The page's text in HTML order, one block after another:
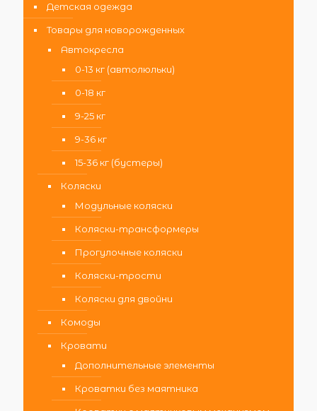
Детская одежда
Товары для новорожденных
Автокресла
0-13 кг (автолюльки)
0-18 кг
9-25 кг
9-36 кг
15-36 кг (бустеры)
Коляски
Модульные коляски
Коляски-трансформеры
Прогулочные коляски
Коляски-трости
Коляски для двойни
Комоды
Кровати
Дополнительные элементы
Кроватки без маятника